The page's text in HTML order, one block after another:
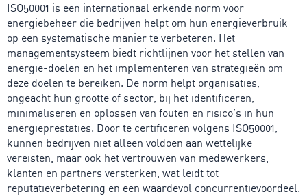
ISO50001 is een internationaal erkende norm voor
energiebeheer die bedrijven helpt om hun energieverbruik
op een systematische manier te verbeteren. Het
managementsysteem biedt richtlijnen voor het stellen van
energie-doelen en het implementeren van strategieën om
deze doelen te bereiken. De norm helpt organisaties,
ongeacht hun grootte of sector, bij het identificeren,
minimaliseren en oplossen van fouten en risico’s in hun
energieprestaties. Door te certificeren volgens ISO50001,
kunnen bedrijven niet alleen voldoen aan wettelijke
vereisten, maar ook het vertrouwen van medewerkers,
klanten en partners versterken, wat leidt tot
reputatieverbetering en een waardevol concurrentievoordeel.